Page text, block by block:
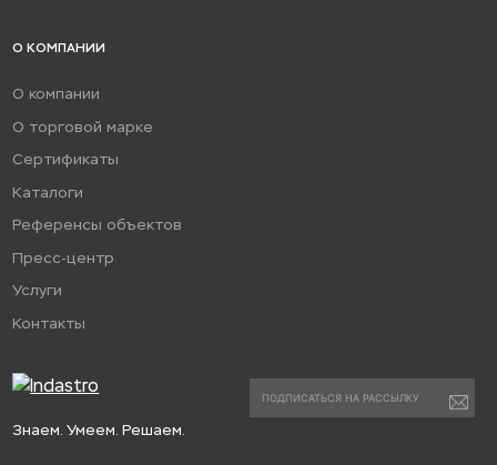
Знаем. Умеем. Решаем.
О КОМПАНИИ
О компании
О торговой марке
Сертификаты
Каталоги
Референсы объектов
Пресс-центр
Услуги
Контакты